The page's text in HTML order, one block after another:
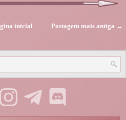
Postagem mais antiga →
inicial